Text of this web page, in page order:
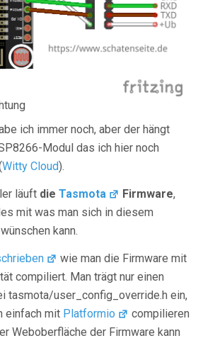
ich immer noch, aber der hängt
Modul das ich hier noch
Witty Cloud).
läuft die Tasmota Firmware,
mit was man sich in diesem
kann.
wie man die Firmware mit
compiliert. Man trägt nur einen
tasmota/user_config_override.h ein,
einfach mit Platformio
compilieren
Weboberfläche der Firmware kann